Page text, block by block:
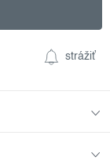
strážiť